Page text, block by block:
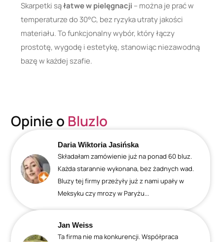
Skarpetki sąłatwe w pielęgnacji – można je prać w
temperaturze do 30°C, bez ryzyka utraty jakości
materiału. To funkcjonalny wybór, który łączy
prostotę, wygodę i estetykę, stanowiąc niezawodną
bazę w każdej szafie.
Opinie o Bluzlo
Daria Wiktoria Jasińska
Składałam zamówienie już na ponad 60 bluz.
Każda starannie wykonana, bez żadnych wad.
Bluzy tej firmy przeżyły już z nami upały w
Meksyku czy mrozy w Paryżu...
Jan Weiss
Ta firma nie ma konkurencji. Współpraca